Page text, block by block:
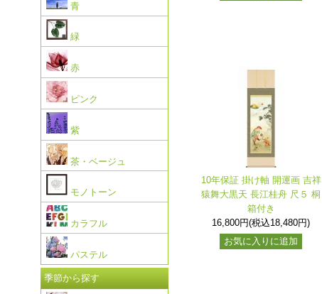
10年保証 掛け軸 開運画 吉祥
猿舞大黒天 長江桂舟 尺５ 桐
箱付き
16,800円(税込18,480円)
お気に入りに追加
青
緑
赤
ピンク
紫
茶・ベージュ
モノトーン
カラフル
パステル
季節から探す